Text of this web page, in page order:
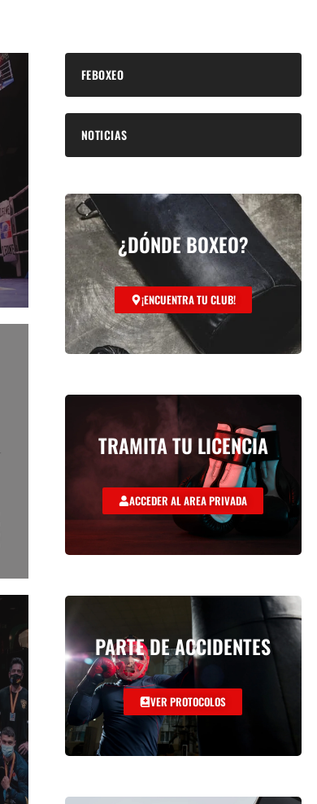
FEBOXEO
NOTICIAS
¿DÓNDE BOXEO?
¡ENCUENTRA TU CLUB!
TRAMITA TU LICENCIA
ACCEDER AL AREA PRIVADA
PARTE DE ACCIDENTES
VER PROTOCOLOS